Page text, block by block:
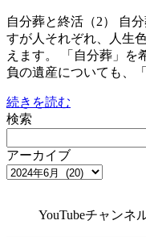
自分葬と終活（2） 自
すが人それぞれ、人生
えます。 「自分葬」を
負の遺産についても、
続きを読む
検索
アーカイブ
YouTubeチャンネ